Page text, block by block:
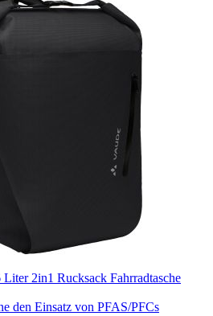
2in1 Rucksack Fahrradtasche
den Einsatz von PFAS/PFCs